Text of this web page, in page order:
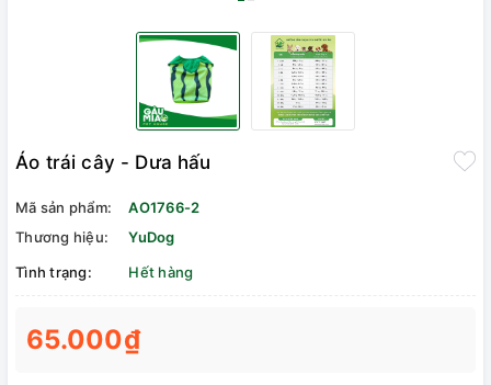
Áo trái cây - Dưa hấu
Mã sản phẩm:
AO1766-2
Thương hiệu:
YuDog
Tình trạng:
Hết hàng
65.000₫